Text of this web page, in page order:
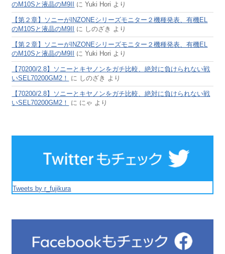
のM10Sと液晶のM9II
にYuki Hori より
【第２章】ソニーがINZONEシリーズモニター２機種発表、有機EL
のM10Sと液晶のM9II
に しのざき より
【第２章】ソニーがINZONEシリーズモニター２機種発表、有機EL
のM10Sと液晶のM9II
にYuki Hori より
【70200/2.8】ソニーとキヤノンをガチ比較、絶対に負けられない戦
いSEL70200GM2！
に しのざき より
【70200/2.8】ソニーとキヤノンをガチ比較、絶対に負けられない戦
いSEL70200GM2！
に にゃ より
Tweets by r_fujikura